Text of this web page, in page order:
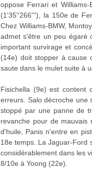
oppose Ferrari et
(1'35''266'''), la 150e de
Chez Williams-BMW,
admet s'être un peu égaré
important survirage et
(14e) doit stopper à cause
saute dans le mulet suite à
Fisichella (9e) est content
erreurs. Salo décroche une
stoppé par une panne de
revanche pour de mauvais
d'huile, Panis n'entre en
18e temps. La Jaguar-Ford
considérablement dans les
8/10e à Yoong (22e).